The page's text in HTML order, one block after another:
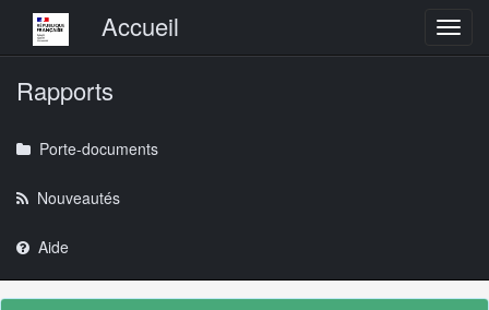
Menu principalAccueil
Rapports
Porte-documents
Nouveautés
Aide